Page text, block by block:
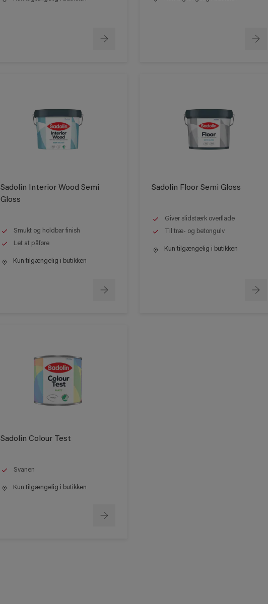
Sadolin Interior Wood Semi
Gloss
Smukt og holdbar finish
Let at påføre
Kun tilgængelig i butikken
Sadolin Floor Semi Gloss
Giver slidstærk overflade
Til træ- og betongulv
Kun tilgængelig i butikken
Sadolin Colour Test
Svanen
Kun tilgængelig i butikken